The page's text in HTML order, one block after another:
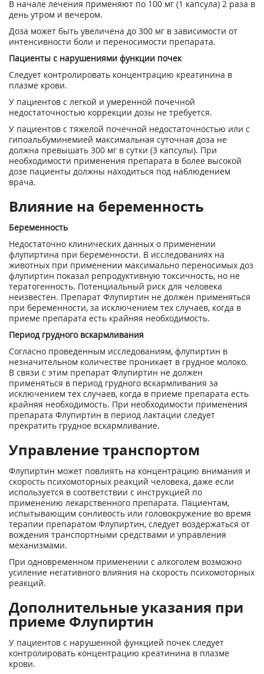
В начале лечения применяют по 100 мг (1 капсула) 2 раза в
день утром и вечером.
Доза может быть увеличена до 300 мг в зависимости от
интенсивности боли и переносимости препарата.
Пациенты с нарушениями функции почек
Следует контролировать концентрацию креатинина в
плазме крови.
У пациентов с легкой и умеренной почечной
недостаточностью коррекции дозы не требуется.
У пациентов с тяжелой почечной недостаточностью или с
гипоальбуминемией максимальная суточная доза не
должна превышать 300 мг в сутки (3 капсулы). При
необходимости применения препарата в более высокой
дозе пациенты должны находиться под наблюдением
врача.
Влияние на беременность
Беременность
Недостаточно клинических данных о применении
флупиртина при беременности. В исследованиях на
животных при применении максимально переносимых доз
флупиртин показал репродуктивную токсичность, но не
тератогенность. Потенциальный риск для человека
неизвестен. Препарат Флупиртин не должен применяться
при беременности, за исключением тех случаев, когда в
приеме препарата есть крайняя необходимость.
Период грудного вскармливания
Согласно проведенным исследованиям, флупиртин в
незначительном количестве проникает в грудное молоко.
В связи с этим препарат Флупиртин не должен
применяться в период грудного вскармливания за
исключением тех случаев, когда в приеме препарата есть
крайняя необходимость. При необходимости применения
препарата Флупиртин в период лактации следует
прекратить грудное вскармливание.
Управление транспортом
Флупиртин может повлиять на концентрацию внимания и
скорость психомоторных реакций человека, даже если
используется в соответствии с инструкцией по
применению лекарственного препарата. Пациентам,
испытывающим сонливость или головокружение во время
терапии препаратом Флупиртин, следует воздержаться от
вождения транспортными средствами и управления
механизмами.
При одновременном применении с алкоголем возможно
усиление негативного влияния на скорость психомоторных
реакций.
Дополнительные указания при
приеме Флупиртин
У пациентов с нарушенной функцией почек следует
контролировать концентрацию креатинина в плазме
крови.